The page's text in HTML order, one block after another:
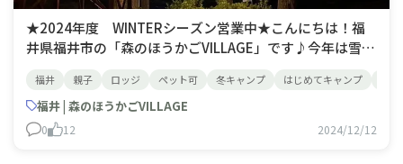
★2024年度 WINTERシーズン営業中★こんにちは！福
井県福井市の「森のほうかごVILLAGE」です♪今年は雪の
る予感♬ですね！スタッフもウキウキしています
(⌒∇⌒) 年末年始はお休みがありますが、まだまだ始まっ
たばかりのWINTER
福井 親子 ロッジ ペット可 冬キャンプ はじめてキャンプ
福井 | 森のほうかごVILLAGE
0 12 2024/12/12